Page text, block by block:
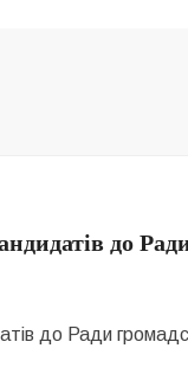
до
до Ради